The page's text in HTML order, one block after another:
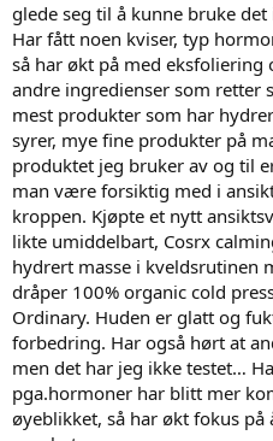
glede seg til å kunne bruke det
Har fått noen kviser, typ
så har økt på med
andre ingredienser som retter
mest produkter som har
syrer, mye fine produkter på
produktet jeg bruker av og til
man være forsiktig med i
kroppen. Kjøpte et nytt
likte umiddelbart, Cosrx
hydrert masse i kveldsrutinen
dråper 100% organic cold
Ordinary. Huden er glatt og
forbedring. Har også hørt at
men det har jeg ikke testet…
pga.hormoner har blitt mer
øyeblikket, så har økt fokus